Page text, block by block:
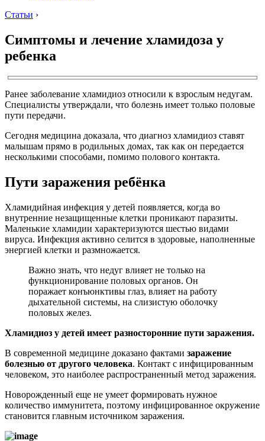
Статьи ›
Симптомы и лечение хламидоза у
ребенка
Ранее заболевание хламидиоз относили к взрослым недугам.
Специалисты утверждали, что болезнь имеет только половые
пути передачи.
Сегодня медицина доказала, что диагноз хламидиоз ставят
малышам прямо в родильных домах, так как он передается
несколькими способами, помимо полового контакта.
Пути заражения ребёнка
Хламидийная инфекция у детей появляется, когда во
внутренние незащищенные клетки проникают паразиты.
Маленькие хламидии характеризуются шестью видами
вируса. Инфекция активно селится в здоровые, наполненные
энергией клетки и размножается.
Важно знать, что недуг влияет не только на
функционирование половых органов. Он
поражает конъюнктивы глаз, влияет на работу
дыхательной системы, на слизистую оболочку
половых желез.
Хламидиоз у детей имеет разносторонние пути заражения.
В современной медицине доказано фактами заражение
болезнью от другого человека. Контакт с инфицированным
человеком, это наиболее распространенный метод заражения.
Новорожденный еще не умеет формировать нужное
количество иммунитета, поэтому инфицированное окружение
становится главным источником заражения.